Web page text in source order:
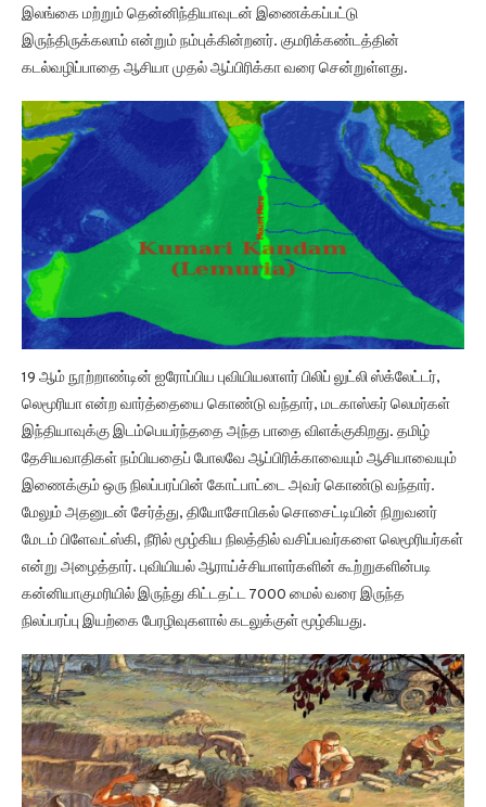
இலங்கை மற்றும் தென்னிந்தியாவுடன் இணைக்கப்பட்டு
இருந்திருக்கலாம் என்றும் நம்புக்கின்றனர். குமரிக்கண்டத்தின்
கடல்வழிப்பாதை ஆசியா முதல் ஆப்பிரிக்கா வரை சென்றுள்ளது.
19 ஆம் நூற்றாண்டின் ஐரோப்பிய புவியியலாளர் பிலிப் லுட்லி ஸ்க்லேட்டர்,
லெமூரியா என்ற வார்த்தையை கொண்டு வந்தார், மடகாஸ்கர் லெமர்கள்
இந்தியாவுக்கு இடம்பெயர்ந்ததை அந்த பாதை விளக்குகிறது. தமிழ்
தேசியவாதிகள் நம்பியதைப் போலவே ஆப்பிரிக்காவையும் ஆசியாவையும்
இணைக்கும் ஒரு நிலப்பரப்பின் கோட்பாட்டை அவர் கொண்டு வந்தார்.
மேலும் அதனுடன் சேர்த்து, தியோசோபிகல் சொசைட்டியின் நிறுவனர்
மேடம் பிளேவட்ஸ்கி, நீரில் மூழ்கிய நிலத்தில் வசிப்பவர்களை லெமூரியர்கள்
என்று அழைத்தார். புவியியல் ஆராய்ச்சியாளர்களின் கூற்றுகளின்படி
கன்னியாகுமரியில் இருந்து கிட்டதட்ட 7000 மைல் வரை இருந்த
நிலப்பரப்பு இயற்கை பேரழிவுகளால் கடலுக்குள் மூழ்கியது.